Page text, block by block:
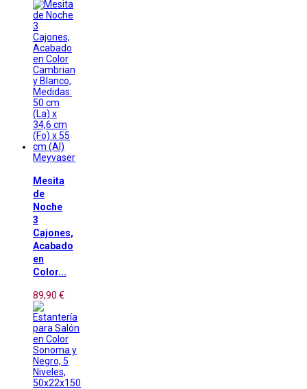
Meyvaser
Mesita
de
Noche
3
Cajones,
Acabado
en
Color...
89,90 €